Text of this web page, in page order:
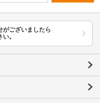
がございましたら
。